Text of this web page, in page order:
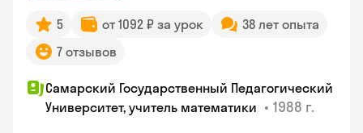
5 от 1092 ₽ за урок
38 лет опыта
7 отзывов
Самарский Государственный Педагогический
Университет, учитель математики • 1988 г.